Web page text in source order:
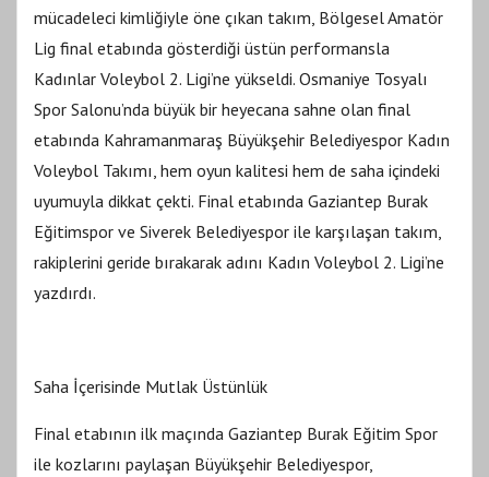
mücadeleci kimliğiyle öne çıkan takım, Bölgesel Amatör
Lig final etabında gösterdiği üstün performansla
Kadınlar Voleybol 2. Ligi’ne yükseldi. Osmaniye Tosyalı
Spor Salonu’nda büyük bir heyecana sahne olan final
etabında Kahramanmaraş Büyükşehir Belediyespor Kadın
Voleybol Takımı, hem oyun kalitesi hem de saha içindeki
uyumuyla dikkat çekti. Final etabında Gaziantep Burak
Eğitimspor ve Siverek Belediyespor ile karşılaşan takım,
rakiplerini geride bırakarak adını Kadın Voleybol 2. Ligi’ne
yazdırdı.
Saha İçerisinde Mutlak Üstünlük
Final etabının ilk maçında Gaziantep Burak Eğitim Spor
ile kozlarını paylaşan Büyükşehir Belediyespor,